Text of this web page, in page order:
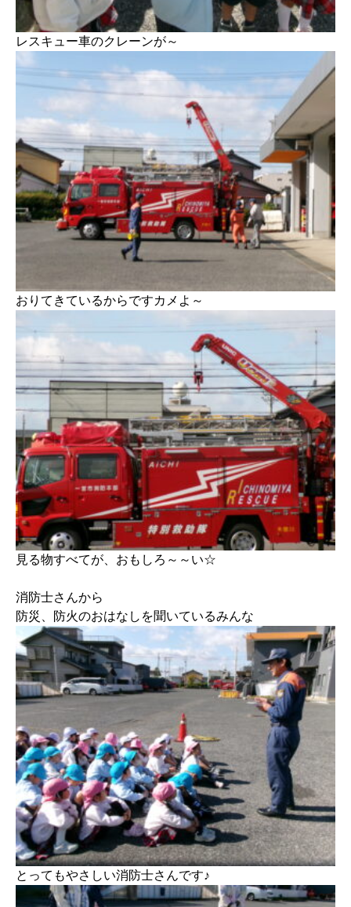
レスキュー車のクレーンが～
おりてきているからですカメよ～
見る物すべてが、おもしろ～～い☆
消防士さんから
防災、防火のおはなしを聞いているみんな
とってもやさしい消防士さんです♪